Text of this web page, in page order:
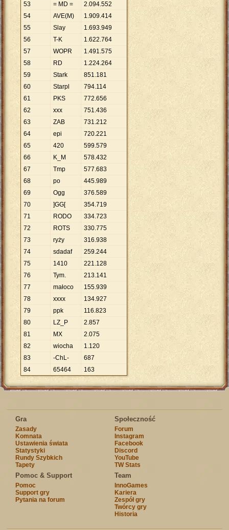
53
= MD = 2.094.552
54
AVE(M) 1.909.414
55
Slay 1.693.949
56
T-K 1.622.764
57
WOPR 1.491.575
58
RD 1.224.264
59
Stark 851.181
60
Starpl 794.114
61
PKS 772.656
62
xxx 751.436
63
ZAB 731.212
64
epi 720.221
65
420 599.579
66
K_M 578.432
67
Tmp 577.683
68
po 445.989
69
Ogg 376.589
70
]GG[ 354.719
71
RODO 334.723
72
ROTS 330.775
73
ryży 316.938
74
sdadaf 259.244
75
1410 221.128
76
Tym. 213.141
77
małoco 155.939
78
xxxx 134.927
79
ppk 116.823
80
LZ_P 2.857
81
MX 2.075
82
wiocha 1.120
83
-ChL-
687
84
65464 163
Gra
Zasady
Komnata
Ustawienia świata
Statystyki
Rundy Szybkich
Tapety
Społeczność
Forum
Instagram
Facebook
Discord
YouTube
TW Stats
Pomoc & Support
Pomoc
Support gry
Pytania na forum
Team
InnoGames
Kariera
Zespół gry
Twórcy gry
Historia